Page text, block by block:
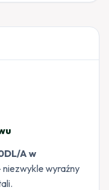
A w
niezwykle wyraźny